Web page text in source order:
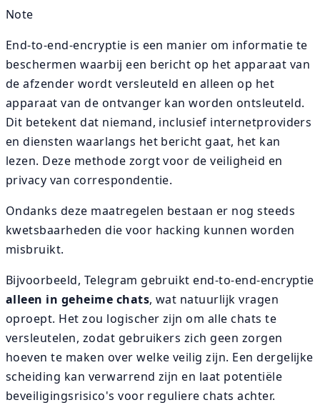
Note
End-to-end-encryptie is een manier om informatie te
beschermen waarbij een bericht op het apparaat van
de afzender wordt versleuteld en alleen op het
apparaat van de ontvanger kan worden ontsleuteld.
Dit betekent dat niemand, inclusief internetproviders
en diensten waarlangs het bericht gaat, het kan
lezen. Deze methode zorgt voor de veiligheid en
privacy van correspondentie.
Ondanks deze maatregelen bestaan er nog steeds
kwetsbaarheden die voor hacking kunnen worden
misbruikt.
Bijvoorbeeld, Telegram gebruikt end-to-end-encryptie
alleen in geheime chats, wat natuurlijk vragen
oproept. Het zou logischer zijn om alle chats te
versleutelen, zodat gebruikers zich geen zorgen
hoeven te maken over welke veilig zijn. Een dergelijke
scheiding kan verwarrend zijn en laat potentiële
beveiligingsrisico's voor reguliere chats achter.